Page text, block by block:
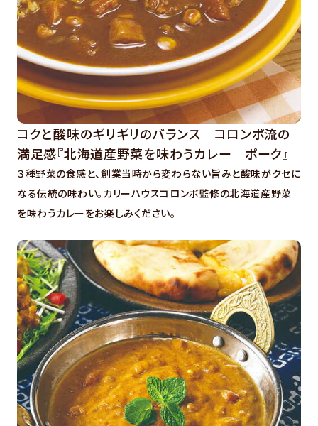
コクと酸味のギリギリのバランス コロンボ流の
満足感『北海道産野菜を味わうカレー ポーク』
３種野菜の食感と、創業当時から変わらない旨みと酸味がクセに
なる伝統の味わい。カリーハウスコロンボ監修の北海道産野菜
を味わうカレーをお楽しみください。